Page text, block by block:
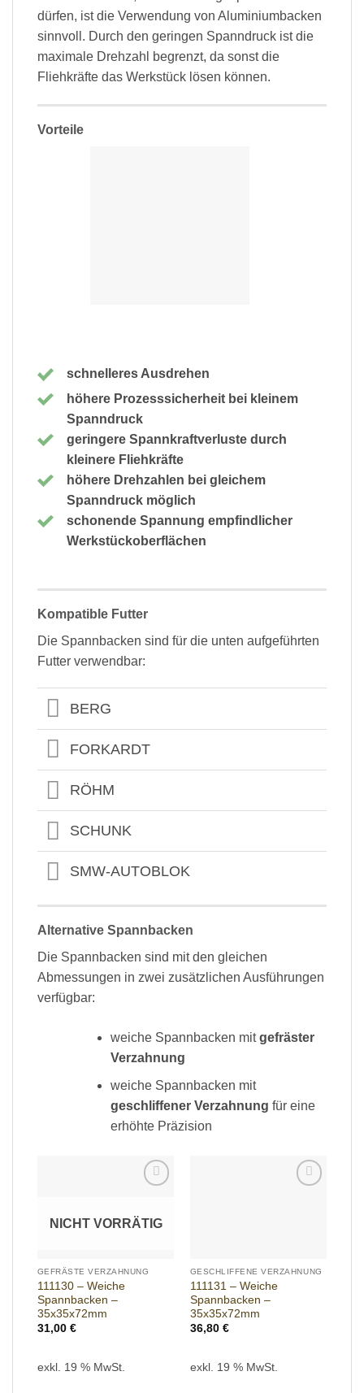
dürfen, ist die Verwendung von Aluminiumbacken
sinnvoll. Durch den geringen Spanndruck ist die
maximale Drehzahl begrenzt, da sonst die
Fliehkräfte das Werkstück lösen können.
Vorteile
schnelleres Ausdrehen
höhere Prozesssicherheit bei kleinem
Spanndruck
geringere Spannkraftverluste durch
kleinere Fliehkräfte
höhere Drehzahlen bei gleichem
Spanndruck möglich
schonende Spannung empfindlicher
Werkstückoberflächen
Kompatible Futter
Die Spannbacken sind für die unten aufgeführten
Futter verwendbar:
BERG
FORKARDT
RÖHM
SCHUNK
SMW-AUTOBLOK
Alternative Spannbacken
Die Spannbacken sind mit den gleichen
Abmessungen in zwei zusätzlichen Ausführungen
verfügbar:
weiche Spannbacken mitgefräster
Verzahnung
weiche Spannbacken mit
geschliffener Verzahnung für eine
erhöhte Präzision
NICHT VORRÄTIG
GEFRÄSTE VERZAHNUNG
111130 – Weiche
Spannbacken –
35x35x72mm
31,00 €
exkl. 19 % MwSt.
GESCHLIFFENE VERZAHNUNG
111131 – Weiche
Spannbacken –
35x35x72mm
36,80 €
exkl. 19 % MwSt.